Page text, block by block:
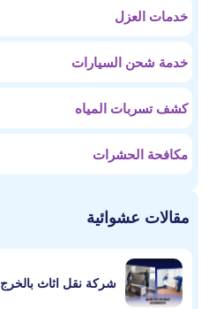
خدمات العزل
خدمة شحن السيارات
كشف تسربات المياه
مكافحة الحشرات
مقالات عشوائية
شركة نقل اثاث بالخرج